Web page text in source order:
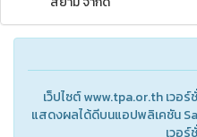
เว็ปไซต์ www.tpa.or.th เว
แสดงผลได้ดีบนแอปพลิเคชัน